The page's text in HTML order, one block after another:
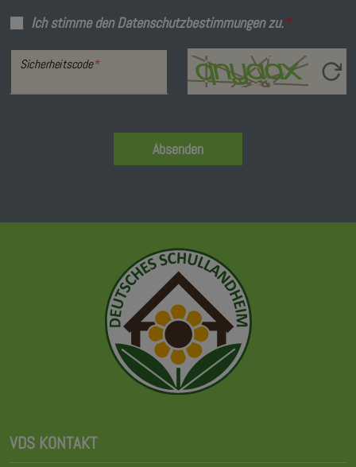
Ich stimme den Datenschutzbestimmungen zu.*
Sicherheitscode*
Absenden
VDS KONTAKT